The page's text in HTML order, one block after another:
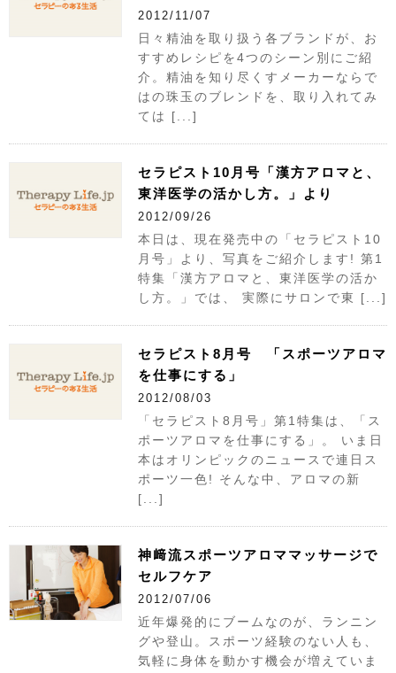
2012/11/07
日々精油を取り扱う各ブランドが、お
すすめレシピを4つのシーン別にご紹
介。精油を知り尽くすメーカーならで
はの珠玉のブレンドを、取り入れてみ
ては [...]
セラピスト10月号「漢方アロマと、
東洋医学の活かし方。」より
2012/09/26
本日は、現在発売中の「セラピスト10
月号」より、写真をご紹介します! 第1
特集「漢方アロマと、東洋医学の活か
し方。」では、 実際にサロンで東 [...]
セラピスト8月号 「スポーツアロマ
を仕事にする」
2012/08/03
「セラピスト8月号」第1特集は、「ス
ポーツアロマを仕事にする」。 いま日
本はオリンピックのニュースで連日ス
ポーツ一色! そんな中、アロマの新
[...]
神﨑流スポーツアロママッサージで
セルフケア
2012/07/06
近年爆発的にブームなのが、ランニン
グや登山。スポーツ経験のない人も、
気軽に身体を動かす機会が増えていま